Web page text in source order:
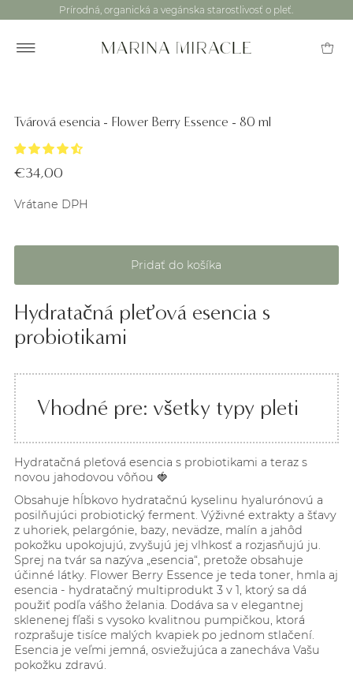
Prírodná, organická a vegánska starostlivosť o pleť.
Tvárová esencia - Flower Berry Essence - 80 ml
€34,00
Vrátane DPH
Hydratačná pleťová esencia s
probiotikami
Vhodné pre: všetky typy pleti
Hydratačná pleťová esencia s probiotikami a teraz s
novou jahodovou vôňou 🍓
Obsahuje hĺbkovo hydratačnú kyselinu hyalurónovú a
posilňujúci probiotický ferment. Výživné extrakty a šťavy
z uhoriek, pelargónie, bazy, nevädze, malín a jahôd
pokožku upokojujú, zvyšujú jej vlhkosť a rozjasňujú ju.
Sprej na tvár sa nazýva „esencia“, pretože obsahuje
účinné látky. Flower Berry Essence je teda toner, hmla aj
esencia - hydratačný multiprodukt 3 v 1, ktorý sa dá
použiť podľa vášho želania. Dodáva sa v elegantnej
sklenenej fľaši s vysoko kvalitnou pumpičkou, ktorá
rozprašuje tisíce malých kvapiek po jednom stlačení.
Esencia je veľmi jemná, osviežujúca a zanecháva Vašu
pokožku zdravú.